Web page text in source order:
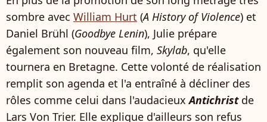
sombre avec William Hurt (A History of Violence) et
Daniel Brühl (Goodbye Lenin), Julie prépare
également son nouveau film, Skylab, qu'elle
tournera en Bretagne. Cette volonté de réalisation
remplit son agenda et l'a entraîné à décliner des
rôles comme celui dans l'audacieuxAntichristde
Lars Von Trier. Elle explique d'ailleurs son refus